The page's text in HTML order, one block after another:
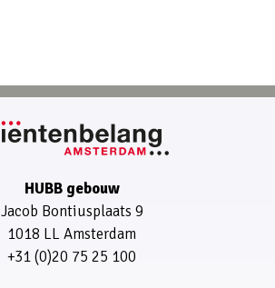
HUBB gebouw
Jacob Bontiusplaats 9
1018 LL Amsterdam
+31 (0)20 75 25 100